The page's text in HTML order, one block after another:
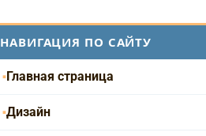
НАВИГАЦИЯ ПО САЙТУ
Главная страница
Дизайн